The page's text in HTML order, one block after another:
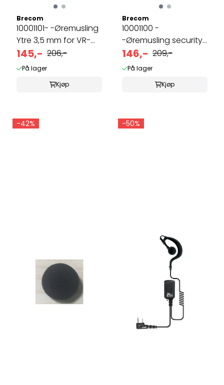
Brecom
10001101- -Øremusling
Ytre 3,5 mm for VR-
2600 ...
145,- 206,-
På lager
Kjøp
Brecom
10001100 -
-Øremusling security
3,5mm plugg
146,- 209,-
På lager
Kjøp
-42% -50%